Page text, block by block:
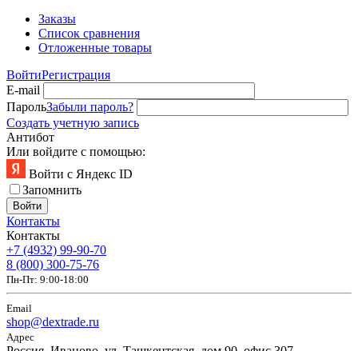
Заказы
Список сравнения
Отложенные товары
ВойтиРегистрация
E-mail
ПарольЗабыли пароль?
Создать учетную запись
Антибот
Или войдите с помощью:
Войти с Яндекс ID
Запомнить
Войти
Контакты
Контакты
+7 (4932) 99-90-70
8 (800) 300-75-76
Пн-Пт: 9:00-18:00
Email
shop@dextrade.ru
Адрес